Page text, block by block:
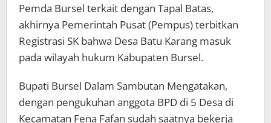
Pemda Bursel terkait dengan Tapal Batas,
akhirnya Pemerintah Pusat (Pempus) terbitkan
Registrasi SK bahwa Desa Batu Karang masuk
pada wilayah hukum Kabupaten Bursel.
Bupati Bursel Dalam Sambutan Mengatakan,
dengan pengukuhan anggota BPD di 5 Desa di
Kecamatan Fena Fafan sudah saatnya bekerja